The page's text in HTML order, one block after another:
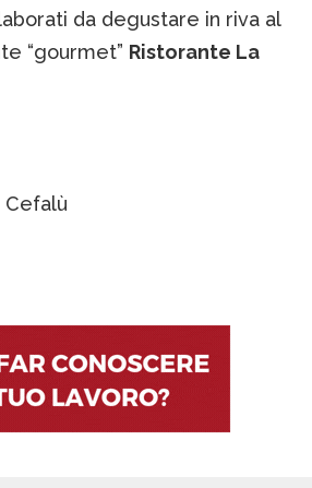
da degustare in riva al
“gourmet” Ristorante La
Cefalù